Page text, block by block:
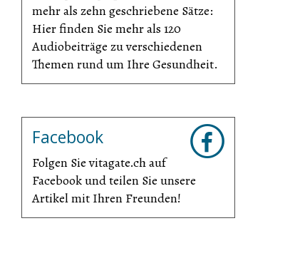
mehr als zehn geschriebene Sätze:
Hier finden Sie mehr als 120
Audiobeiträge zu verschiedenen
Themen rund um Ihre Gesundheit.
Facebook
Folgen Sie vitagate.ch auf
Facebook und teilen Sie unsere
Artikel mit Ihren Freunden!